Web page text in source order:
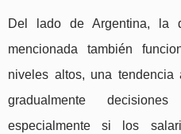
Del lado de Argentina, la
mencionada también
niveles altos, una
gradualmente
especialmente si los